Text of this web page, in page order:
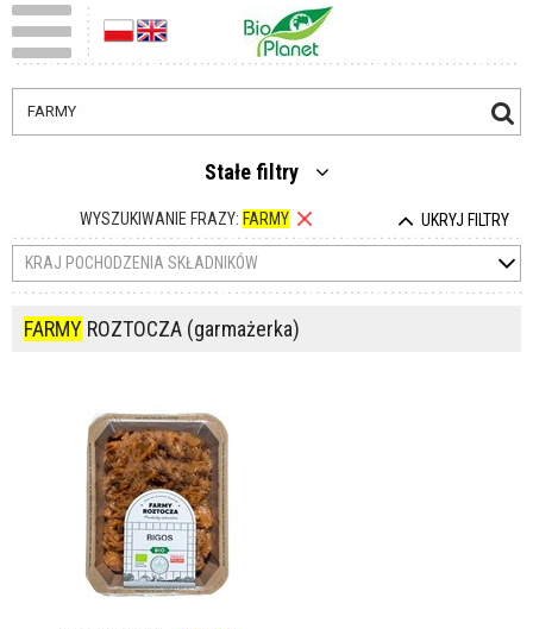
Stałe filtry
WYSZUKIWANIE FRAZY: FARMY UKRYJ FILTRY
KRAJ POCHODZENIA SKŁADNIKÓW
FARMY ROZTOCZA (garmażerka)